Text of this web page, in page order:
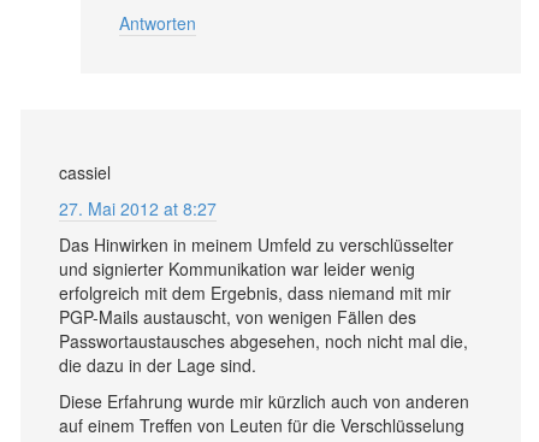
Antworten
cassiel
27. Mai 2012 at 8:27
Das Hinwirken in meinem Umfeld zu verschlüsselter
und signierter Kommunikation war leider wenig
erfolgreich mit dem Ergebnis, dass niemand mit mir
PGP-Mails austauscht, von wenigen Fällen des
Passwortaustausches abgesehen, noch nicht mal die,
die dazu in der Lage sind.
Diese Erfahrung wurde mir kürzlich auch von anderen
auf einem Treffen von Leuten für die Verschlüsselung